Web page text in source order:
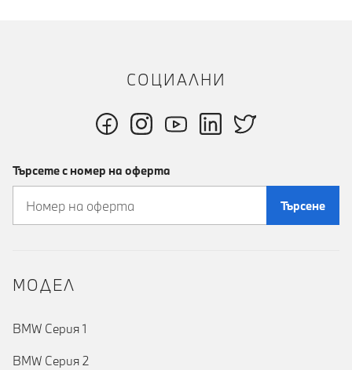
СОЦИАЛНИ
Търсете с номер на оферта
Търсене
MOДЕЛ
BMW Серия 1
BMW Серия 2